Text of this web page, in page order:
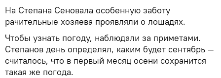
На Степана Сеновала особенную заботу
рачительные хозяева проявляли о лошадях.
Чтобы узнать погоду, наблюдали за приметами.
Степанов день определял, каким будет сентябрь —
считалось, что в первый месяц осени сохранится
такая же погода.